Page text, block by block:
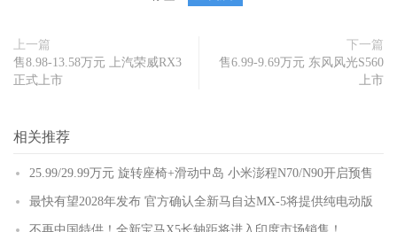
上一篇
售8.98-13.58万元 上汽荣威RX3
正式上市
下一篇
售6.99-9.69万元 东风风光S560
上市
相关推荐
25.99/29.99万元 旋转座椅+滑动中岛 小米澎程N70/N90开启预售
最快有望2028年发布 官方确认全新马自达MX-5将提供纯电动版